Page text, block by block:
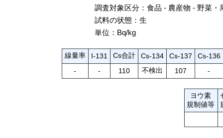
調査対象区分：食品 - 農産物 - 野菜・
試料の状態：生
単位：Bq/kg
線量率 I-131 Cs合計 Cs-134 Cs-137
Cs-136
-
- 110 不検出 107 -
ヨウ素
規制値等